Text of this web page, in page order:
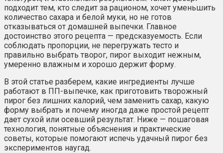
подходит тем, кто следит за рационом, хочет уменьшить
количество сахара и белой муки, но не готов
отказываться от домашней выпечки. Главное
достоинство этого рецепта — предсказуемость. Если
соблюдать пропорции, не перегружать тесто и
правильно выбрать творог, пирог выходит нежным,
умеренно влажным и хорошо держит форму.
В этой статье разберем, какие ингредиенты лучше
работают в ПП-выпечке, как приготовить творожный
пирог без лишних калорий, чем заменить сахар, какую
форму выбрать и почему иногда даже простой рецепт
дает сухой или осевший результат. Ниже — пошаговая
технология, понятные объяснения и практические
советы, которые помогают испечь удачный пирог без
экспериментов наугад.